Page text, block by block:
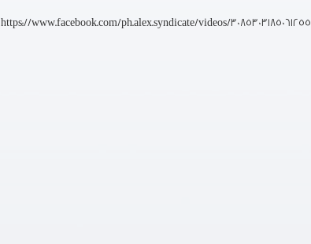
https://www.facebook.com/ph.alex.syndicate/videos/3085303185061255